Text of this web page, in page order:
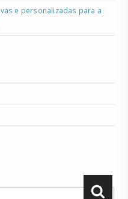
e personalizadas para a